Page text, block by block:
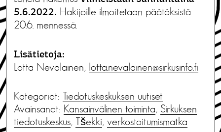
5.6.2022. Hakijoille ilmoitetaan päätöksistä
20.6. mennessä.
Lisätietoja:
Lotta Nevalainen, lotta.nevalainen@sirkusinfo.fi
Kategoriat: Tiedotus­keskuksen uutiset
Avainsanat: Kansainvälinen toiminta, Sirkuksen
tiedotuskeskus, Tšekki, verkostoitumismatka